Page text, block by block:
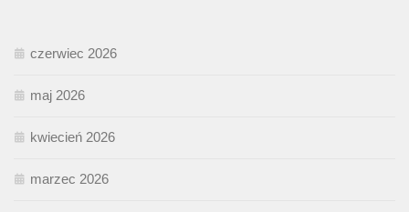
czerwiec 2026
maj 2026
kwiecień 2026
marzec 2026